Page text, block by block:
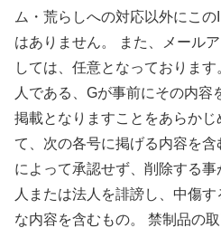
ム・荒らしへの対応以外にこ
はありません。 また、メール
しては、任意となっておりま
人である、Gが事前にその内
掲載となりますことをあらかじ
て、次の各号に掲げる内容を
によって承認せず、削除する
人または法人を誹謗し、中傷
な内容を含むもの。 禁制品の